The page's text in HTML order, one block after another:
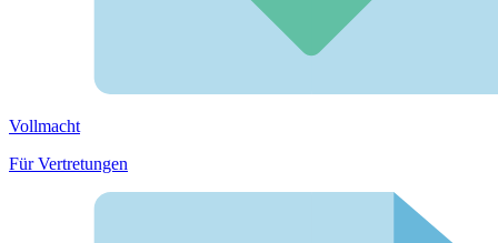
Vollmacht
Für Vertretungen